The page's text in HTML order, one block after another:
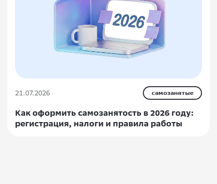
21.07.2026 самозанятые
Как оформить самозанятость в 2026 году:
регистрация, налоги и правила работы